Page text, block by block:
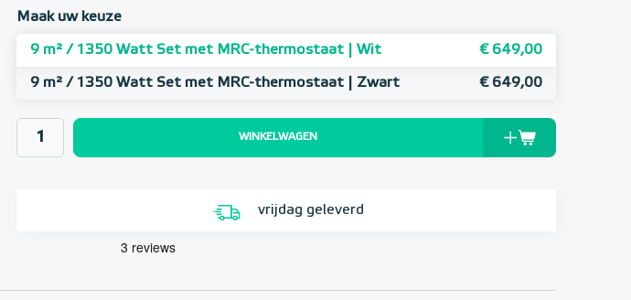
Maak uw keuze
9 m² / 1350 Watt Set met MRC-thermostaat | Wit € 649,00
9 m² / 1350 Watt Set met MRC-thermostaat | Zwart € 649,00
WINKELWAGEN
vrijdag geleverd